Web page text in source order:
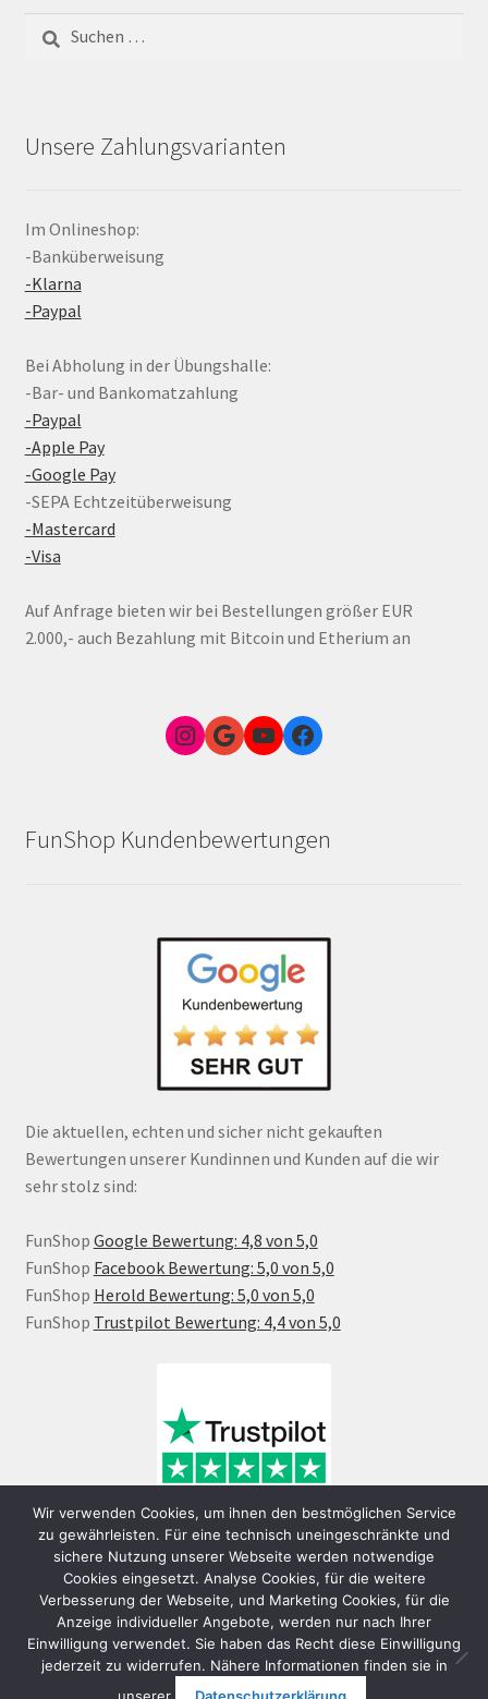
nach:
Unsere Zahlungsvarianten
Im Onlineshop:
-Banküberweisung
-Klarna
-Paypal
Bei Abholung in der Übungshalle:
-Bar- und Bankomatzahlung
-Paypal
-Apple Pay
-Google Pay
-SEPA Echtzeitüberweisung
-Mastercard
-Visa
Auf Anfrage bieten wir bei Bestellungen größer EUR
2.000,- auch Bezahlung mit Bitcoin und Etherium an
Instagram
Google Link zum FunShop WienYouTubeFacebook
FunShop Kundenbewertungen
Die aktuellen, echten und sicher nicht gekauften
Bewertungen unserer Kundinnen und Kunden auf die wir
sehr stolz sind:
FunShop Google Bewertung: 4,8 von 5,0
FunShop Facebook Bewertung: 5,0 von 5,0
FunShop Herold Bewertung: 5,0 von 5,0
FunShop Trustpilot Bewertung: 4,4 von 5,0
© FunShop Wien - Hochqualitative Elektromobilität 2026
Wir verwenden Cookies, um ihnen den bestmöglichen Service
zu gewährleisten. Für eine technisch uneingeschränkte und
sichere Nutzung unserer Webseite werden notwendige
Cookies eingesetzt. Analyse Cookies, für die weitere
Verbesserung der Webseite, und Marketing Cookies, für die
Anzeige individueller Angebote, werden nur nach Ihrer
Einwilligung verwendet. Sie haben das Recht diese Einwilligung
jederzeit zu widerrufen. Nähere Informationen finden sie in